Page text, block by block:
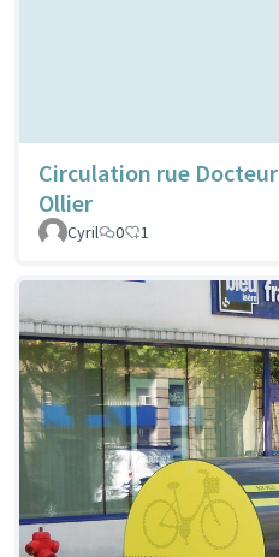
Circulation rue Docteur
Ollier
Cyril
0 1